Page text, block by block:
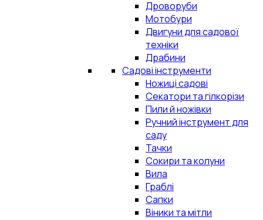
Дроворуби
Мотобури
Двигуни для садової
техніки
Драбини
Садові інструменти
Ножиці садові
Секатори та гілкорізи
Пили й ножівки
Ручний інструмент для
саду
Тачки
Сокири та колуни
Вила
Граблі
Сапки
Віники та мітли